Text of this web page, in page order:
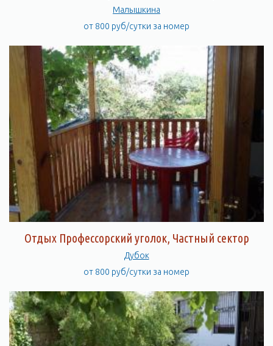
Малышкина
от 800 руб/сутки за номер
Отдых Профессорский уголок, Частный сектор
Дубок
от 800 руб/сутки за номер